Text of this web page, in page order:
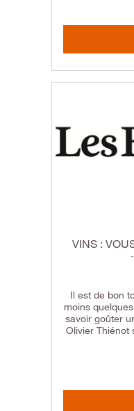
VINS :
Il est de bon
moins
savoir goûter
Olivier Thiénot